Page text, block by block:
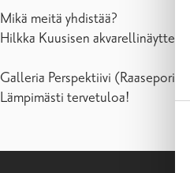
Mikä meitä yhdistää?
Hilkka Kuusisen akvarellinäyttely
Galleria Perspektiivi
Lämpimästi tervetuloa!